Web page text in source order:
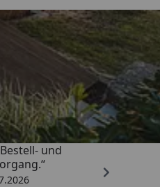
Shops
4,76/ 5
Ware und ein
und